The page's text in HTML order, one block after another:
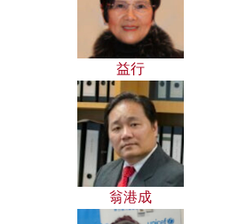
益行
翁港成